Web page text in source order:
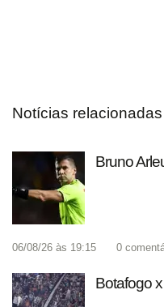
Notícias relacionadas
Bruno
06/08/26 às 19:15 0
Botafogo